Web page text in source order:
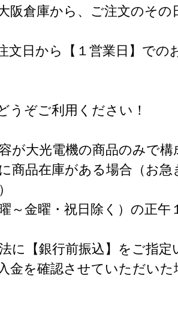
阪倉庫から、ご注文のそ
文日から【１営業日】での
うぞご利用ください！
大光電機の商品のみで構
品在庫がある場合（お急
金曜・祝日除く）の正午
【銀行前振込】をご指定
金を確認させていただいた